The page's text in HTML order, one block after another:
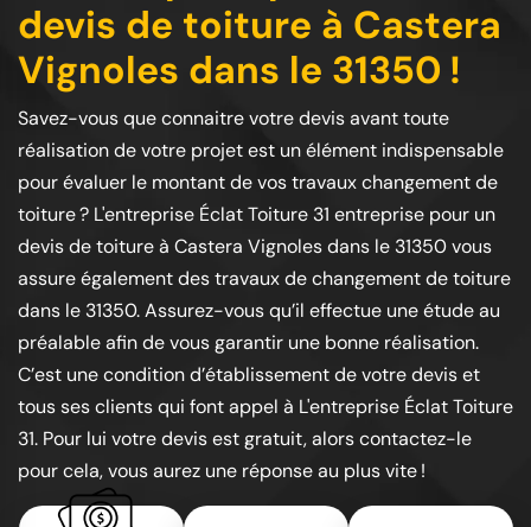
devis de toiture à Castera
Vignoles dans le 31350 !
Savez-vous que connaitre votre devis avant toute
réalisation de votre projet est un élément indispensable
pour évaluer le montant de vos travaux changement de
toiture ? L'entreprise Éclat Toiture 31 entreprise pour un
devis de toiture à Castera Vignoles dans le 31350 vous
assure également des travaux de changement de toiture
dans le 31350. Assurez-vous qu’il effectue une étude au
préalable afin de vous garantir une bonne réalisation.
C’est une condition d’établissement de votre devis et
tous ses clients qui font appel à L'entreprise Éclat Toiture
31. Pour lui votre devis est gratuit, alors contactez-le
pour cela, vous aurez une réponse au plus vite !